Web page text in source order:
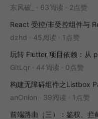
东风破_
· 63阅读 · 2点赞
dzhd · 45阅读 · 1点赞
玩转 Flutter 项目依赖：从
GitLqr · 44阅读 · 0点赞
构建无障碍组件之Listbox
anOnion · 39阅读 · 1点赞
前端路由（三）：鉴权、拦